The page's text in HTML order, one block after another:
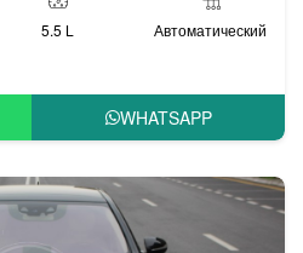
5.5 L Автоматический
WHATSAPP